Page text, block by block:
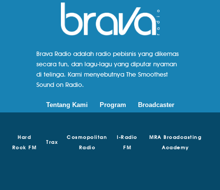
Brava Radio adalah radio pebisnis yang dikemas
secara fun, dan lagu-lagu yang diputar nyaman
di telinga. Kami menyebutnya The Smoothest
Sound on Radio.
Tentang Kami Program Broadcaster
Hard
Rock FM
Trax
Cosmopolitan
Radio
I-Radio
FM
MRA Broadcasting
Academy